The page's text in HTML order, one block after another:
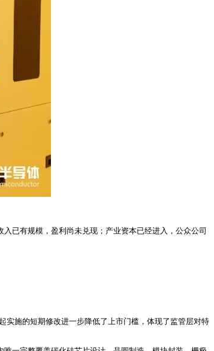
已有规模，盈利尚未兑现；产业资本已经进入，公众公司
实施的短期修改进一步降低了上市门槛，体现了监管层对特